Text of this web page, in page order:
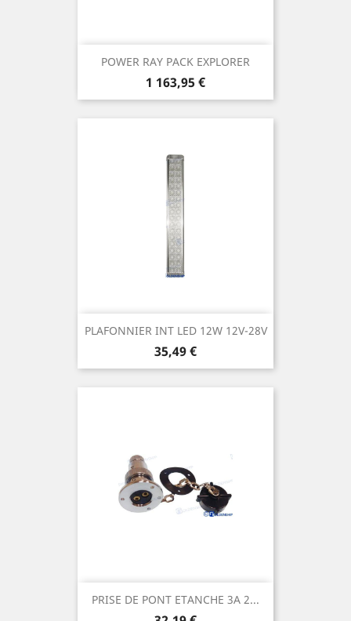
POWER RAY PACK EXPLORER
Prix
1 163,95 €
PLAFONNIER INT LED 12W 12V-28V
Prix
35,49 €
PRISE DE PONT ETANCHE 3A 2...